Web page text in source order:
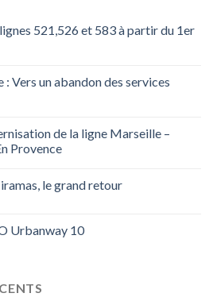
521,526 et 583 à partir du 1er
: Vers un abandon des services
de la ligne Marseille –
Provence
le grand retour
Urbanway 10